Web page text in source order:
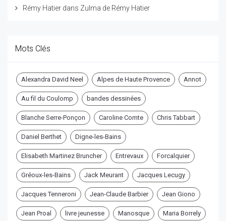
Rémy Hatier dans Zulma de Rémy Hatier
Mots Clés
Alexandra David Neel Alpes de Haute Provence Annot
Au fil du Coulomp bandes dessinées
Blanche Serre-Ponçon Caroline Comte Chris Tabbart
Daniel Berthet Digne-les-Bains
Elisabeth Martinez Bruncher Entrevaux Forcalquier
Gréoux-les-Bains Jack Meurant Jacques Lecugy
Jacques Tenneroni Jean-Claude Barbier Jean Giono
Jean Proal livre jeunesse Manosque Maria Borrely